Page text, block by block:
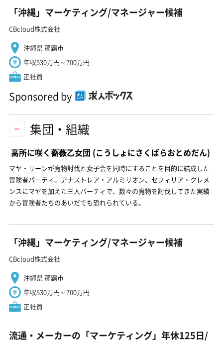
「沖縄」マーケティング/マネージャー候補
CBcloud株式会社
沖縄県 那覇市
年収530万円～700万円
正社員
Sponsored by
集団・組織
高所に咲く薔薇乙女団 (こうしょにさくばらおとめだん)
マヤ・リーンが魔物討伐と女子会を同時にすることを目的に結成した
冒険者パーティ。アナストレア・アルミリオン、セフィリア・クレメ
ンスにマヤを加えた三人パーティで、数々の魔物を討伐してきた実績
から冒険者たちのあいだでも恐れられている。
「沖縄」マーケティング/マネージャー候補
CBcloud株式会社
沖縄県 那覇市
年収530万円～700万円
正社員
流通・メーカーの「マーケティング」年休125日/